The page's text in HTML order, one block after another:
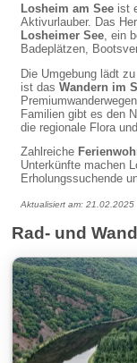
Losheim am See ist
Aktivurlauber. Das
Losheimer See , ein
Badeplätzen,
Die Umgebung lädt
ist dasWandern im
Familien gibt es den
die regionale Flora
Zahlreiche
Unterkünfte machen
Erholungssuchende
Aktualisiert am: 21.02.2025
Rad- und